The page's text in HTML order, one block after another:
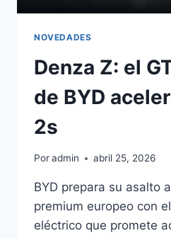
NOVEDADES
Denza Z: el
de BYD
2s
Poradmin abril 25, 2026
BYD prepara su asalto
premium europeo con
eléctrico que promete